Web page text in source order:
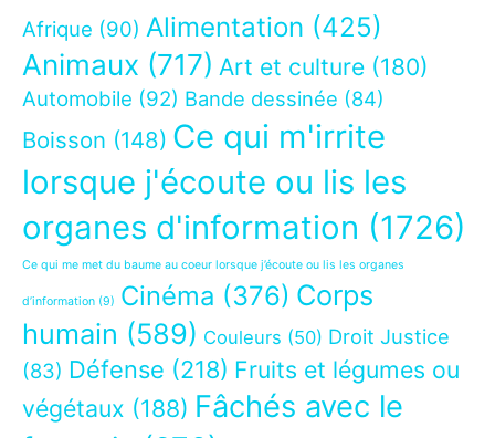
Afrique (90) Alimentation (425)
Animaux (717) Art et culture (180)
Automobile (92) Bande dessinée (84)
Boisson (148) Ce qui m'irrite
lorsque j'écoute ou lis les
organes d'information (1726)
Ce qui me met du baume au coeur lorsque j’écoute ou lis les organes
d’information (9) Cinéma (376) Corps
humain (589) Couleurs (50) Droit Justice
(83) Défense (218) Fruits et légumes ou
végétaux (188) Fâchés avec le